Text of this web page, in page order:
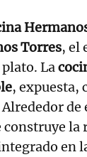
Torres, el
La
, expuesta,
de
construye
en